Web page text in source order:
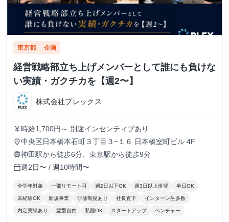
東京都 企画
経営戦略部立ち上げメンバーとして誰にも負けな
い実績・ガクチカを【週2〜】
株式会社プレックス
currency_yen 時給1,700円～ 別途インセンティブあり
place中央区日本橋本石町３丁目３−１６ 日本橋室町ビル 4F
train神田駅から徒歩6分、東京駅から徒歩9分
calendar_today週2日〜 / 週10時間〜
全学年対象 一部リモート可 週2日以下OK 週3日以上推奨 半日OK
未経験OK 新規事業 研修制度あり 社長直下 インターン生多数
内定実績あり 髪型自由 私服OK スタートアップ ベンチャー